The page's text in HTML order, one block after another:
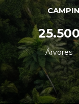
25.500
Árvores